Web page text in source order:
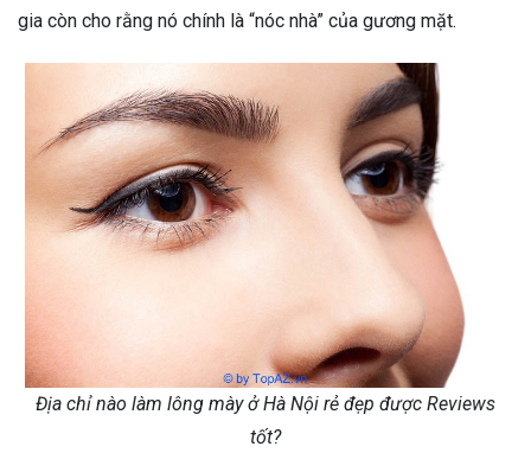
gia còn cho rằng nó chính là “nóc nhà” của gương mặt.
Địa chỉ nào làm lông mày ở Hà Nội rẻ đẹp được Reviews
tốt?